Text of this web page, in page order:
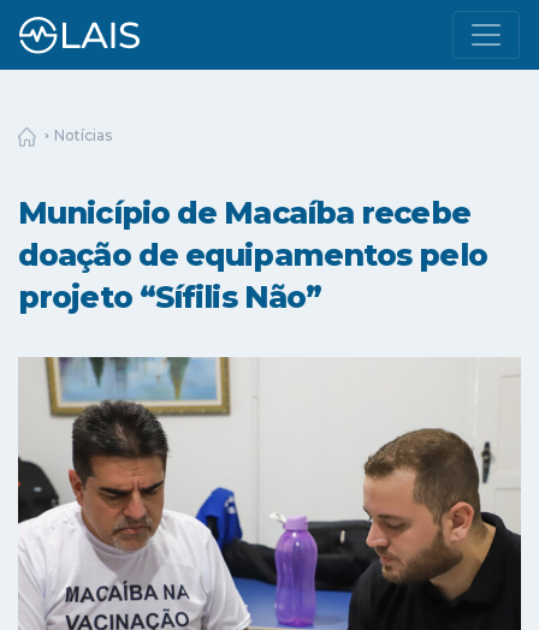
Notícias
Município de Macaíba recebe
doação de equipamentos pelo
projeto “Sífilis Não”